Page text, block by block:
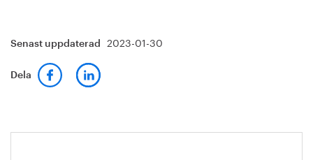
Senast uppdaterad 2023-01-30
Dela